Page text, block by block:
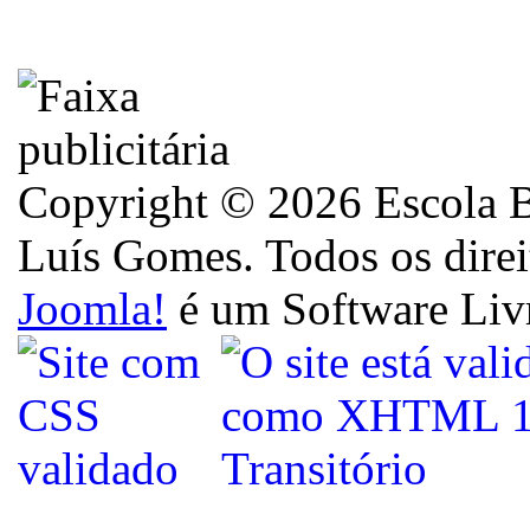
Copyright © 2026 Escola
Luís Gomes. Todos os
Joomla! é um Software